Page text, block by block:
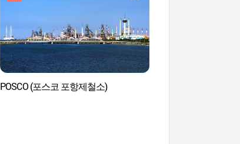
POSCO (포스코 포항제철소)